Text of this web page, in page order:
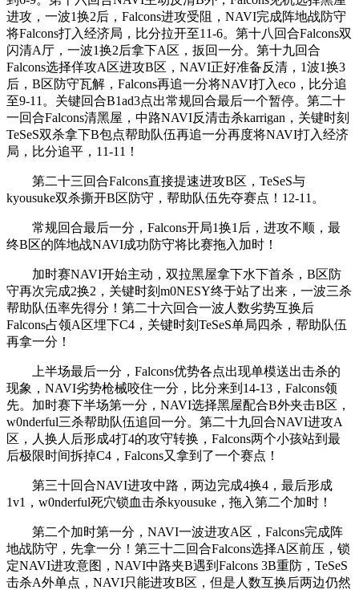
进攻，一波1换2后，Falcons进攻受阻，NAVI完成阵地战防守
将Falcons打入经济局，比分拉开至11-6。第十八回合Falcons双
闪清A厅，一波1换2后拿下A区，扳回一分。第十九回合
Falcons选择佯攻A区进攻B区，NAVI正好准备反清，1波1换3
后，B区防守瓦解，Falcons再追一分将NAVI打入eco，比分追
至9-11。关键回合B1ad3点出常规回合最后一个暂停。第二十
一回合Falcons清黑屋，中路NAVI反清击杀karrigan，关键时刻
TeSeS双杀拿下B包点帮助队伍再追一分再度将NAVI打入经济
局，比分追平，11-11！
第二十三回合Falcons直接提速进攻B区，TeSeS与
kyousuke双杀撕开B区防守，帮助队伍先夺赛点！12-11。
常规回合最后一分，Falcons开局1换1后，进攻不顺，最
终B区的阵地战NAVI成功防守将比赛拖入加时！
加时赛NAVI开始主动，双拉黑屋拿下水下首杀，B区防
守再次完成2换2，关键时刻m0NESY终于站了出来，一波三杀
帮助队伍率先得分！第二十六回合一波人数劣势互换后
Falcons占领A区埋下C4，关键时刻TeSeS单局四杀，帮助队伍
再拿一分！
上半场最后一分，Falcons优势各点出现单模送出击杀的
现象，NAVI劣势枪械咬住一分，比分来到14-13，Falcons领
先。加时赛下半场第一分，NAVI选择黑屋配合B外夹击B区，
w0nderful三杀帮助队伍追回一分。第二十九回合NAVI进攻A
区，人换人后形成4打4的攻守转换，Falcons两个小孩站到最
后极限时间拆掉C4，Falcons又拿到了一个赛点！
第三十回合NAVI进攻中路，两边完成4换4，最后形成
1v1，w0nderful死穴锁血击杀kyousuke，拖入第二个加时！
第二个加时第一分，NAVI一波进攻A区，Falcons完成阵
地战防守，先拿一分！第三十二回合Falcons选择A区前压，锁
定NAVI进攻意图，NAVI中路夹B遇到Falcons 3B重防，TeSeS
击杀A外单点，NAVI只能进攻B区，但是人数互换后两边仍然